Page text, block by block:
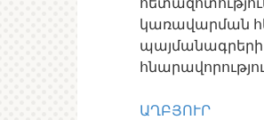
կառավարման
պայմանագրերի
ԱՂԲՅՈՒՐ